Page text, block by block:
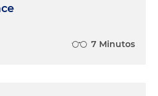
7 Minutos